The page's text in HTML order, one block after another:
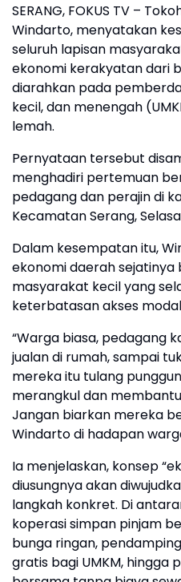
SERANG, FOKUS TV –
Windarto, menyatakan
seluruh lapisan
ekonomi kerakyatan dari
diarahkan pada
kecil, dan menengah
lemah.
Pernyataan tersebut
menghadiri pertemuan
pedagang dan perajin di
Kecamatan Serang,
Dalam kesempatan itu,
ekonomi daerah sejatinya
masyarakat kecil yang
keterbatasan akses
“Warga biasa, pedagang
jualan di rumah, sampai
mereka itu tulang
merangkul dan
Jangan biarkan mereka
Windarto di hadapan
Ia menjelaskan, konsep
diusungnya akan
langkah konkret. Di
koperasi simpan pinjam
bunga ringan,
gratis bagi UMKM, hingga